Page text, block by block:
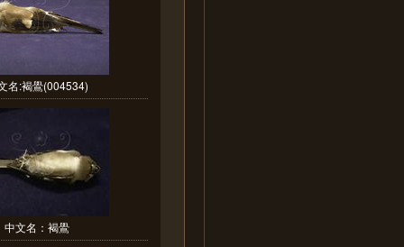
名:褐鷽(004534)
中文名：褐鷽